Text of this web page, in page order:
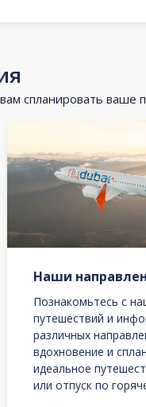
спланировать ваше
Наши
Познакомьтесь с
путешествий и
различных
вдохновение и
идеальное
или отпуск по